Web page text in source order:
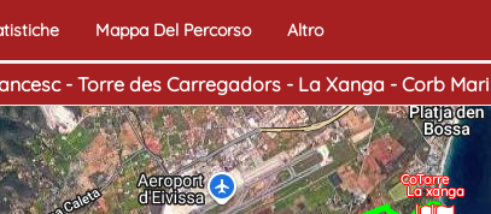
Mappa Del Percorso Altro
- Torre des Carregadors - La Xanga - Corb
CovaTorre
La xanga